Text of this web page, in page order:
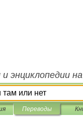
и энциклопедии
Переводы